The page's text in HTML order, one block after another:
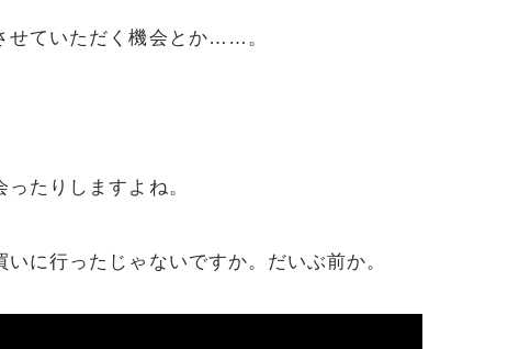
せていただく機会とか……。
たりしますよね。
に行ったじゃないですか。だいぶ前か。